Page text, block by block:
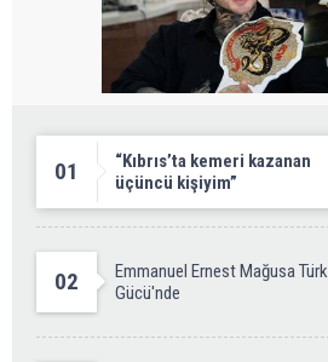
01
“Kıbrıs’ta kemeri kazanan
üçüncü kişiyim”
02
Emmanuel Ernest Mağusa Türk
Gücü'nde